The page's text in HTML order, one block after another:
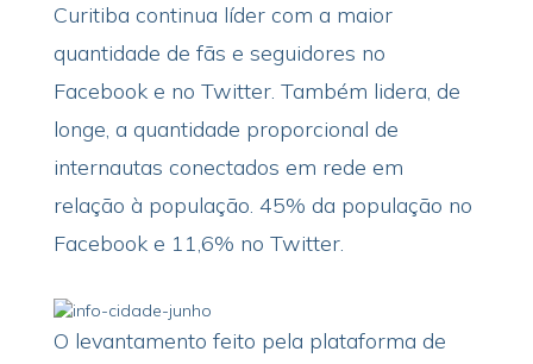
Curitiba continua líder com a maior
quantidade de fãs e seguidores no
Facebook e no Twitter. Também lidera, de
longe, a quantidade proporcional de
internautas conectados em rede em
relação à população. 45% da população no
Facebook e 11,6% no Twitter.
O levantamento feito pela plataforma de